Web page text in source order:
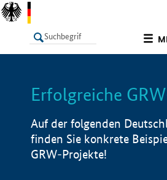
LISTE
Erfolgreiche
Auf der folgenden
finden Sie konkrete
GRW-Projekte!